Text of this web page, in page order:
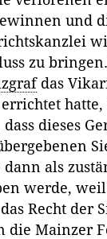
und
zu bringen.
das
dieses
dann als
werde,
Recht der
die Mainzer